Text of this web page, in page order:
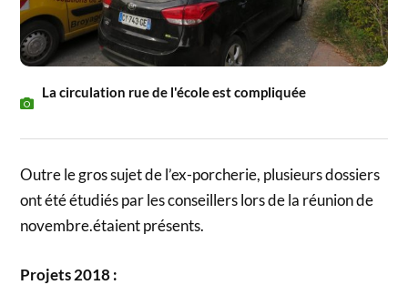
La circulation rue de l'école est compliquée
Outre le gros sujet de l’ex-porcherie, plusieurs dossiers
ont été étudiés par les conseillers lors de la réunion de
novembre.étaient présents.
Projets 2018 :